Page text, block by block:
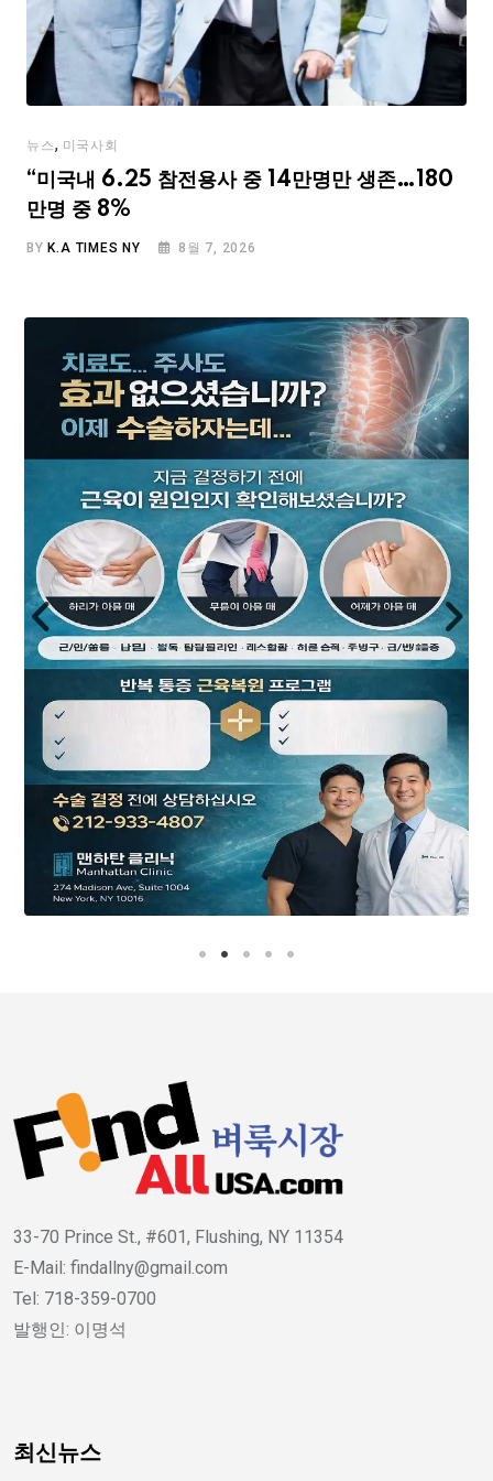
뉴스, 미국사회
“미국내 6.25 참전용사 중 14만명만 생존…180
만명 중 8%
BY K.A TIMES NY 8월 7, 2026
33-70 Prince St., #601, Flushing, NY 11354
E-Mail: findallny@gmail.com
Tel: 718-359-0700
발행인: 이명석
최신뉴스